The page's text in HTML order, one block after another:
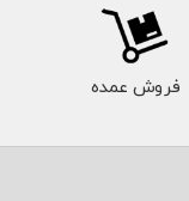
فروش عمده